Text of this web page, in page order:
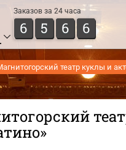
Заказов за 24 часа
6 5 6 6
театр куклы и